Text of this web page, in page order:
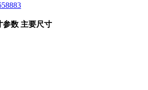
参数 主要尺寸